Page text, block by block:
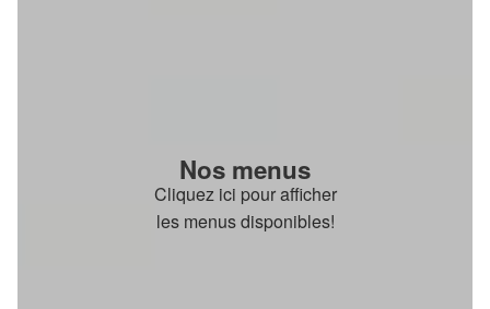
Nos menus
Cliquez ici pour afficher
les menus disponibles!